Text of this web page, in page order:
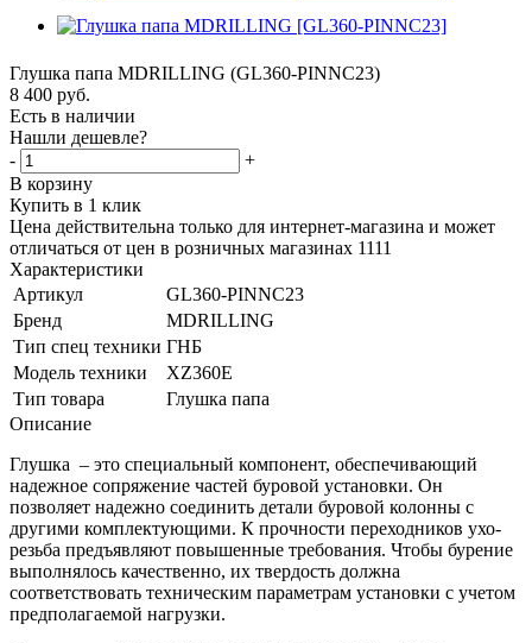
Глушка папа MDRILLING (GL360-PINNC23)
8 400 руб.
Есть в наличии
Нашли дешевле?
-
+
В корзину
Купить в 1 клик
Цена действительна только для интернет-магазина и может
отличаться от цен в розничных магазинах 1111
Характеристики
Артикул
GL360-PINNC23
Бренд
MDRILLING
Тип спец техники ГНБ
Модель техники
XZ360E
Тип товара
Глушка папа
Описание
Глушка – это специальный компонент, обеспечивающий
надежное сопряжение частей буровой установки. Он
позволяет надежно соединить детали буровой колонны с
другими комплектующими. К прочности переходников ухо-
резьба предъявляют повышенные требования. Чтобы бурение
выполнялось качественно, их твердость должна
соответствовать техническим параметрам установки с учетом
предполагаемой нагрузки.